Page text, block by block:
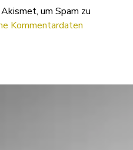
um Spam zu
Kommentardaten